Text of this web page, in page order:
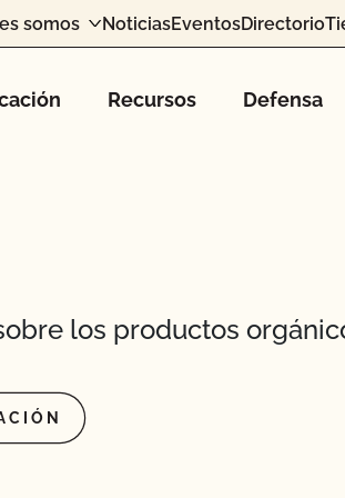
somos NoticiasEventosDirectorio
Recursos Defensa
los productos